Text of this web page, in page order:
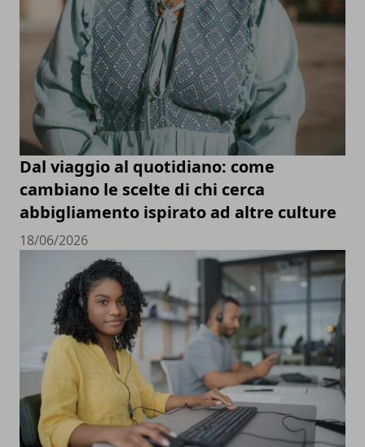
Dal viaggio al quotidiano: come
cambiano le scelte di chi cerca
abbigliamento ispirato ad altre culture
18/06/2026